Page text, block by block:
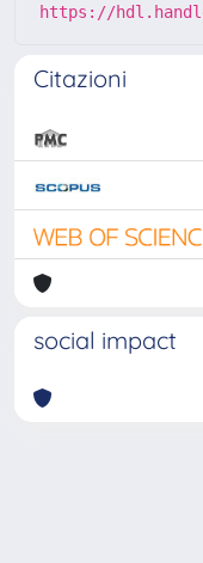
https://
Citazioni
social impact